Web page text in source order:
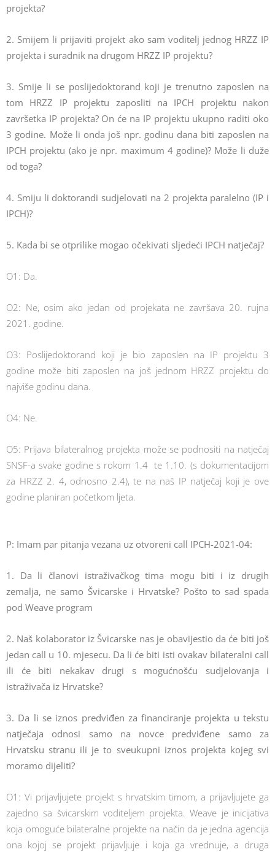
projekta?
2. Smijem li prijaviti projekt ako sam voditelj jednog HRZZ IP
projekta i suradnik na drugom HRZZ IP projektu?
3. Smije li se poslijedoktorand koji je trenutno zaposlen na
tom HRZZ IP projektu zaposliti na IPCH projektu nakon
završetka IP projekta? On će na IP projektu ukupno raditi oko
3 godine. Može li onda još npr. godinu dana biti zaposlen na
IPCH projektu (ako je npr. maximum 4 godine)? Može li duže
od toga?
4. Smiju li doktorandi sudjelovati na 2 projekta paralelno (IP i
IPCH)?
5. Kada bi se otprilike mogao očekivati sljedeći IPCH natječaj?
O1: Da.
O2: Ne, osim ako jedan od projekata ne završava 20. rujna
2021. godine.
O3: Poslijedoktorand koji je bio zaposlen na IP projektu 3
godine može biti zaposlen na još jednom HRZZ projektu do
najviše godinu dana.
O4: Ne.
O5: Prijava bilateralnog projekta može se podnositi na natječaj
SNSF-a svake godine s rokom 1.4 te 1.10. (s dokumentacijom
za HRZZ 2. 4, odnosno 2.4), te na naš IP natječaj koji je ove
godine planiran početkom ljeta.
P: Imam par pitanja vezana uz otvoreni call IPCH-2021-04:
1. Da li članovi istraživačkog tima mogu biti i iz drugih
zemalja, ne samo Švicarske i Hrvatske? Pošto to sad spada
pod Weave program
2. Naš kolaborator iz Švicarske nas je obavijestio da će biti još
jedan call u 10. mjesecu. Da li će biti isti ovakav bilateralni call
ili će biti nekakav drugi s mogućnošću sudjelovanja i
istraživača iz Hrvatske?
3. Da li se iznos predviđen za financiranje projekta u tekstu
natječaja odnosi samo na novce predviđene samo za
Hrvatsku stranu ili je to sveukupni iznos projekta kojeg svi
moramo dijeliti?
O1: Vi prijavljujete projekt s hrvatskim timom, a prijavljujete ga
zajedno sa švicarskim voditeljem projekta. Weave je inicijativa
koja omoguće bilateralne projekte na način da je jedna agencija
ona kojoj se projekt prijavljuje i koja ga vrednuje, a druga